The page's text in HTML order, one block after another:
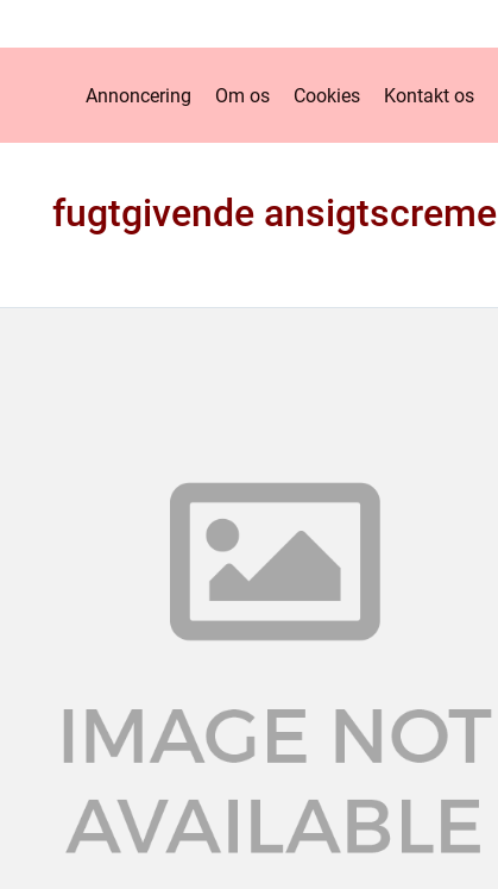
Annoncering Om os Cookies Kontakt os
fugtgivende ansigtscreme